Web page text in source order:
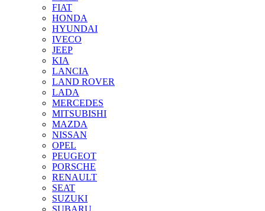
FIAT
HONDA
HYUNDAI
IVECO
JEEP
KIA
LANCIA
LAND ROVER
LADA
MERCEDES
MITSUBISHI
MAZDA
NISSAN
OPEL
PEUGEOT
PORSCHE
RENAULT
SEAT
SUZUKI
SUBARU